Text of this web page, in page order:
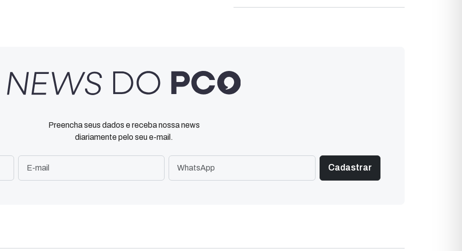
Preencha seus dados e receba nossa news
diariamente pelo seu e-mail.